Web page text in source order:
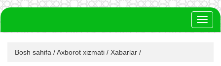
Bosh sahifa /Axborot xizmati / Xabarlar /